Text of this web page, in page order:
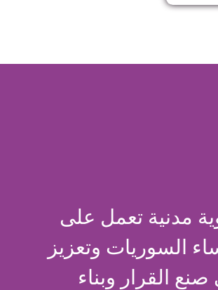
مدنية تعمل على
السوريات وتعزيز
القرار وبناء